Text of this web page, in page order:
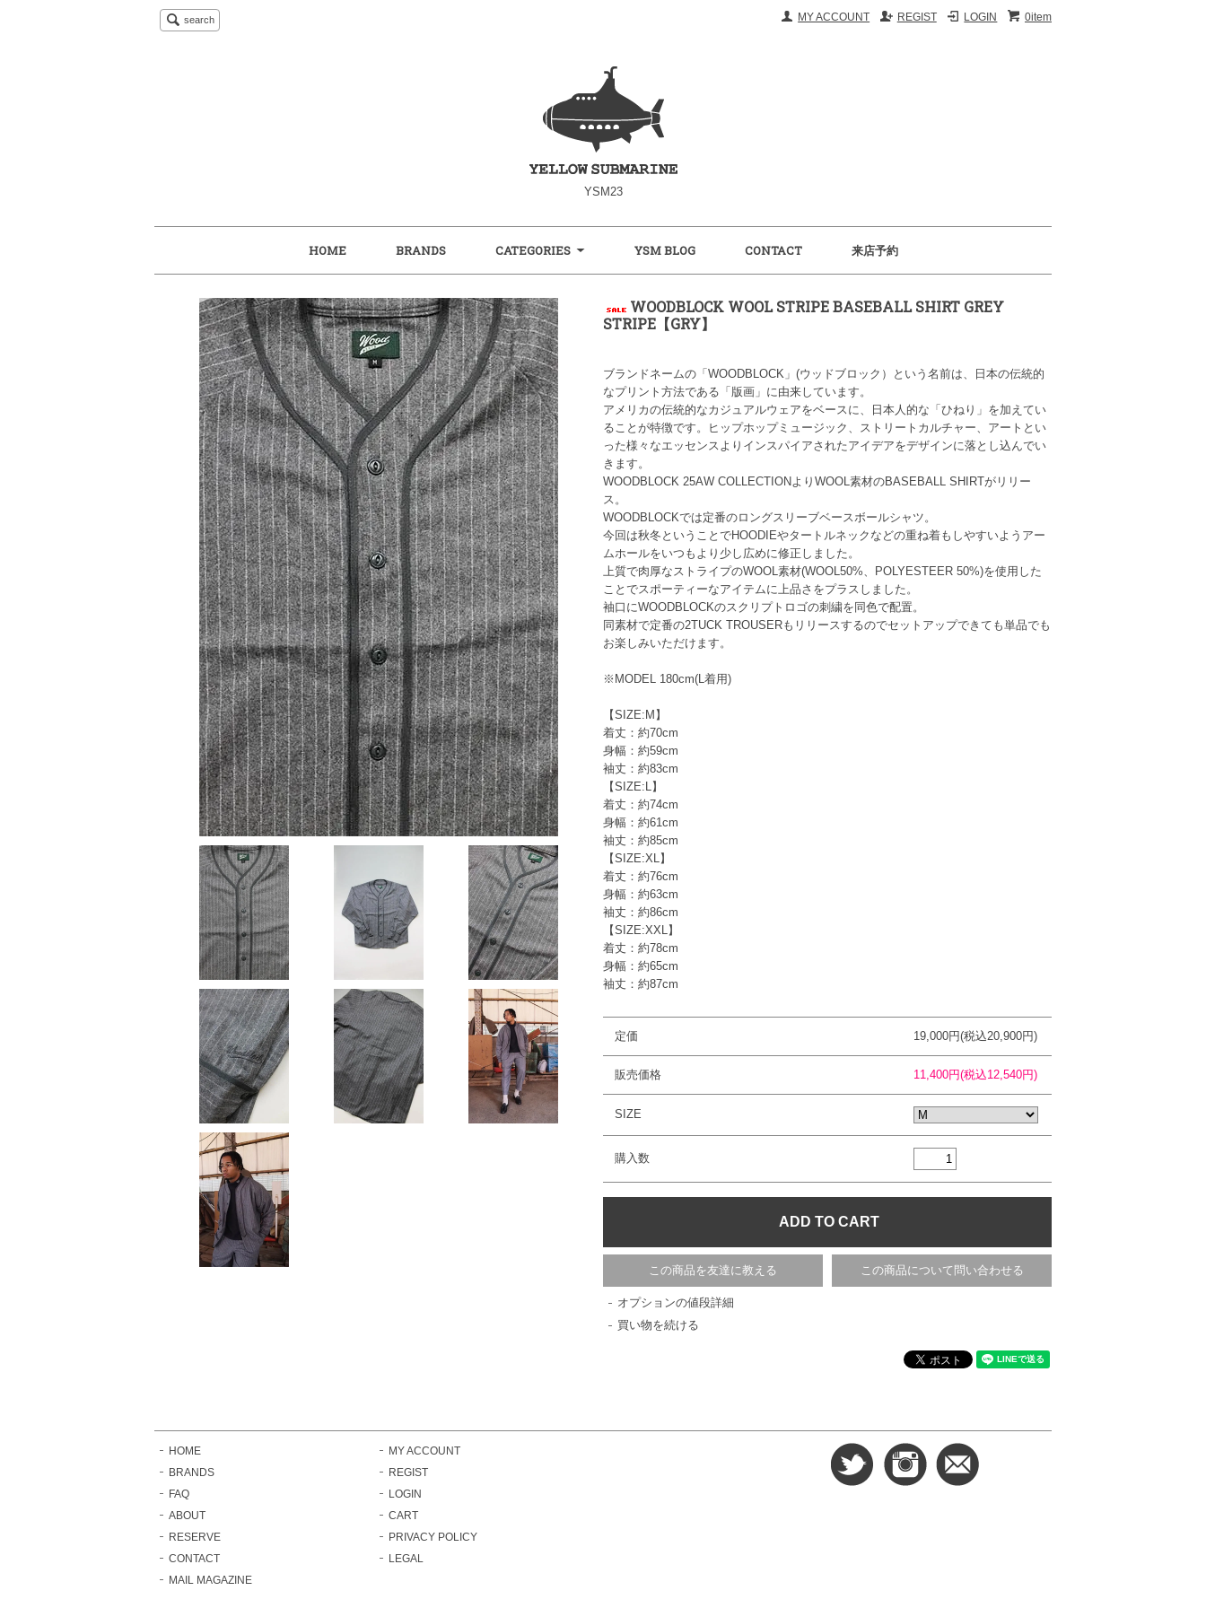
0item
LOGIN
REGIST
MY ACCOUNT
search
YSM23
HOME BRANDS CATEGORIES YSM BLOG CONTACT 来店予約
WOODBLOCK WOOL STRIPE BASEBALL SHIRT GREY
STRIPE【GRY】
ブランドネームの「WOODBLOCK」(ウッドブロック）という名前は、日本の伝統的
なプリント方法である「版画」に由来しています。
アメリカの伝統的なカジュアルウェアをベースに、日本人的な「ひねり」を加えてい
ることが特徴です。ヒップホップミュージック、ストリートカルチャー、アートとい
った様々なエッセンスよりインスパイアされたアイデアをデザインに落とし込んでい
きます。
WOODBLOCK 25AW COLLECTIONよりWOOL素材のBASEBALL SHIRTがリリー
ス。
WOODBLOCKでは定番のロングスリーブベースボールシャツ。
今回は秋冬ということでHOODIEやタートルネックなどの重ね着もしやすいようアー
ムホールをいつもより少し広めに修正しました。
上質で肉厚なストライプのWOOL素材(WOOL50%、POLYESTEER 50%)を使用した
ことでスポーティーなアイテムに上品さをプラスしました。
袖口にWOODBLOCKのスクリプトロゴの刺繍を同色で配置。
同素材で定番の2TUCK TROUSERもリリースするのでセットアップできても単品でも
お楽しみいただけます。
※MODEL 180cm(L着用)
【SIZE:M】
着丈：約70cm
身幅：約59cm
袖丈：約83cm
【SIZE:L】
着丈：約74cm
身幅：約61cm
袖丈：約85cm
【SIZE:XL】
着丈：約76cm
身幅：約63cm
袖丈：約86cm
【SIZE:XXL】
着丈：約78cm
身幅：約65cm
袖丈：約87cm
定価 19,000円(税込20,900円)
販売価格 11,400円(税込12,540円)
SIZE
購入数
この商品を友達に教える この商品について問い合わせる
オプションの値段詳細
買い物を続ける
HOME
BRANDS
FAQ
ABOUT
RESERVE
CONTACT
MAIL MAGAZINE
MY ACCOUNT
REGIST
LOGIN
CART
PRIVACY POLICY
LEGAL